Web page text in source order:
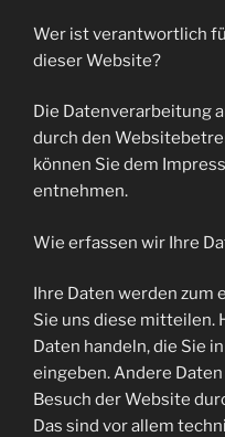
Wer ist verantwortlich
dieser Website?
Die Datenverarbeitung
durch den
können Sie dem
entnehmen.
Wie erfassen wir Ihre
Ihre Daten werden zum
Sie uns diese mitteilen.
Daten handeln, die Sie
eingeben. Andere
Besuch der Website
Das sind vor allem